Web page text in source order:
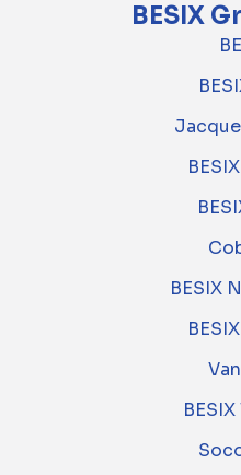
BESIX
BESIX